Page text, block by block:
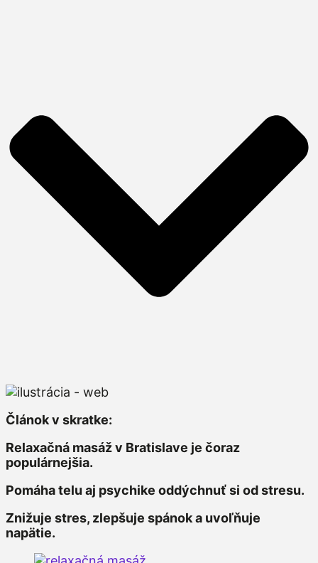
Článok v skratke:
Relaxačná masáž v Bratislave je čoraz
populárnejšia.
Pomáha telu aj psychike oddýchnuť si od stresu.
Znižuje stres, zlepšuje spánok a uvoľňuje
napätie.